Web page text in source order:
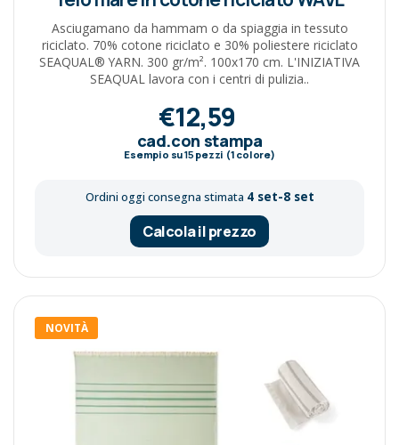
Asciugamano da hammam o da spiaggia in tessuto
riciclato. 70% cotone riciclato e 30% poliestere riciclato
SEAQUAL® YARN. 300 gr/m². 100x170 cm. L'INIZIATIVA
SEAQUAL lavora con i centri di pulizia..
€12,59
cad.con stampa
Esempio su15 pezzi (1 colore)
Ordini oggi consegna stimata 4 set-8 set
Calcola il prezzo
NOVITÀ